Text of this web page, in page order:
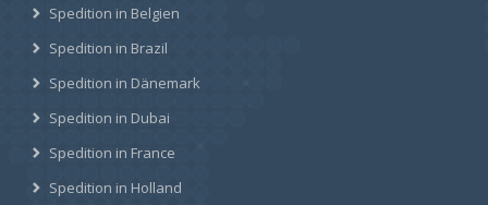
Spedition in Belgien
Spedition in Brazil
Spedition in Dänemark
Spedition in Dubai
Spedition in France
Spedition in Holland